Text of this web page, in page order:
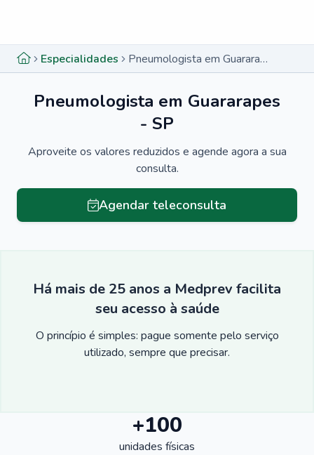
Especialidades Pneumologista em Guararapes - SP
Pneumologista em Guararapes
- SP
Aproveite os valores reduzidos e agende agora a sua
consulta.
Agendar teleconsulta
Há mais de 25 anos a Medprev facilita
seu acesso à saúde
O princípio é simples: pague somente pelo serviço
utilizado, sempre que precisar.
+100
unidades físicas